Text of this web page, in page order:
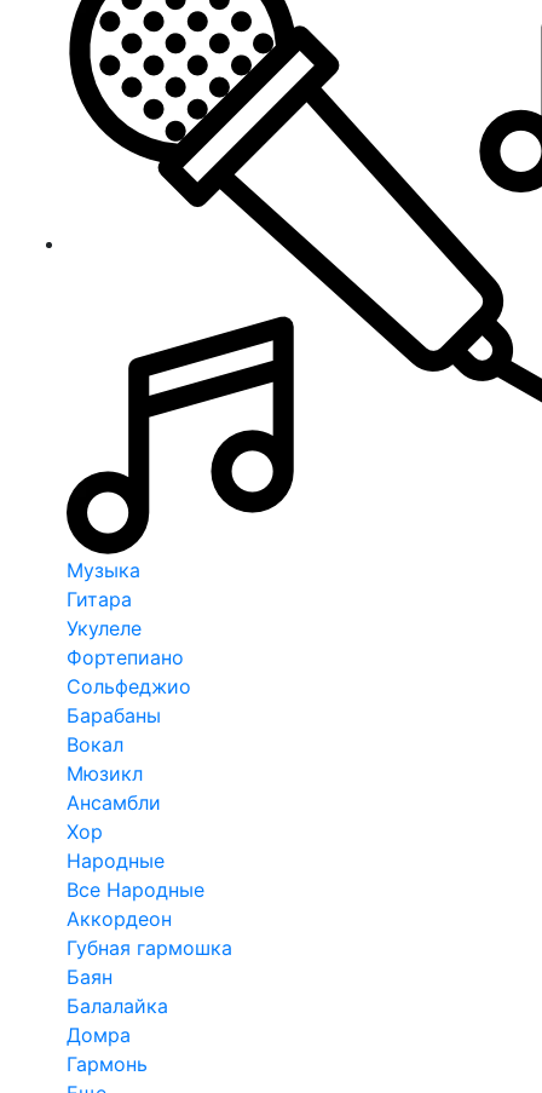
Музыка
Гитара
Укулеле
Фортепиано
Сольфеджио
Барабаны
Вокал
Мюзикл
Ансамбли
Хор
Народные
Все Народные
Аккордеон
Губная гармошка
Баян
Балалайка
Домра
Гармонь